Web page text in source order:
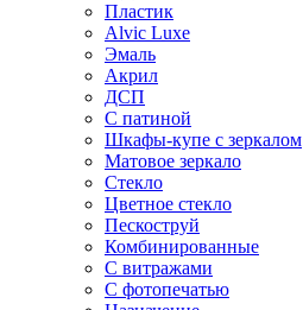
Пластик
Alvic Luxe
Эмаль
Акрил
ДСП
С патиной
Шкафы-купе с зеркалом
Матовое зеркало
Стекло
Цветное стекло
Пескоструй
Комбинированные
С витражами
С фотопечатью